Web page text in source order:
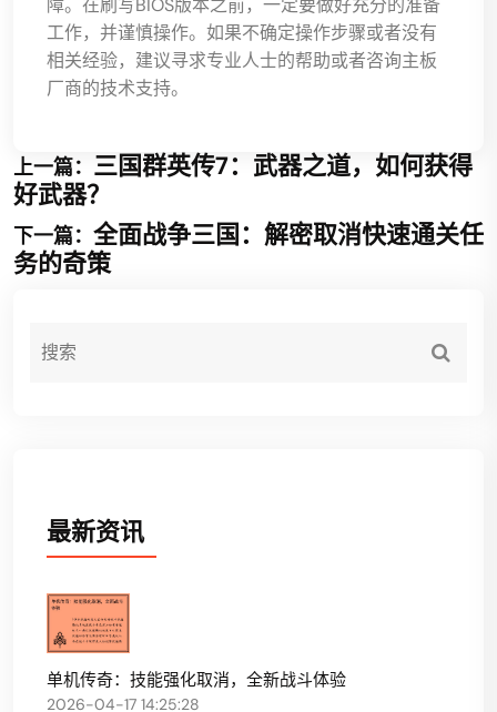
工作，并谨慎操作。如果不确定操作步骤或者没有
相关经验，建议寻求专业人士的帮助或者咨询主板
厂商的技术支持。
上一篇： 三国群英传7：武器之道，如何获得
好武器？
下一篇： 全面战争三国：解密取消快速通关任
务的奇策
最新资讯
单机传奇：技能强化取消，全新战斗体验
2026-04-17 14:25:28